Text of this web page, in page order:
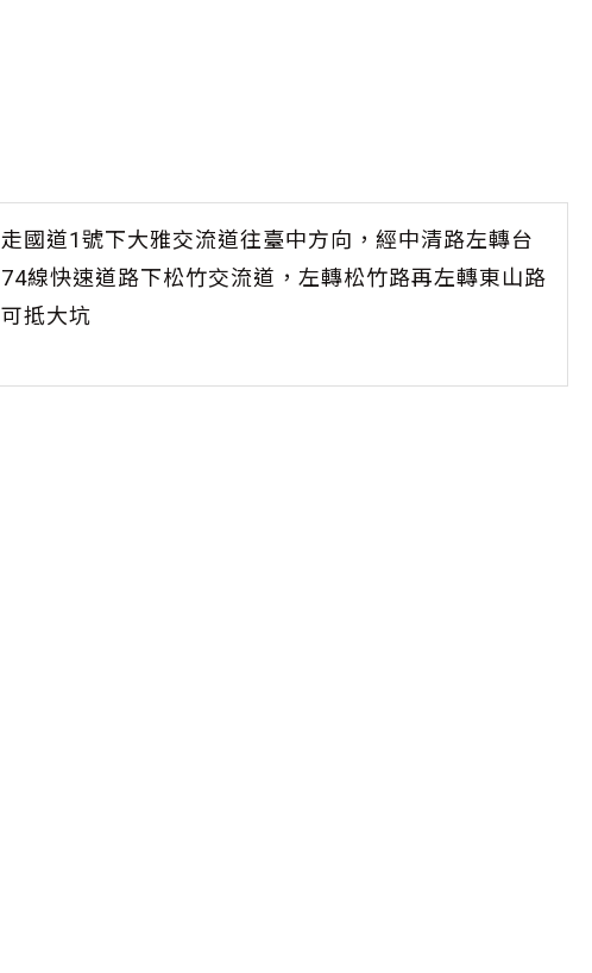
走國道1號下大雅交流道往臺中方向，經中清路左轉台
74線快速道路下松竹交流道，左轉松竹路再左轉東山路
可抵大坑